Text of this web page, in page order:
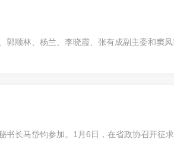
顺林、杨兰、李晓霞、张有成副主委和窦
长马岱钧参加。1月6日，在省政协召开征